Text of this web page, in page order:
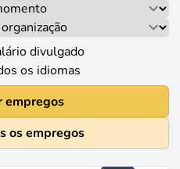
divulgado
os idiomas
empregos
os empregos